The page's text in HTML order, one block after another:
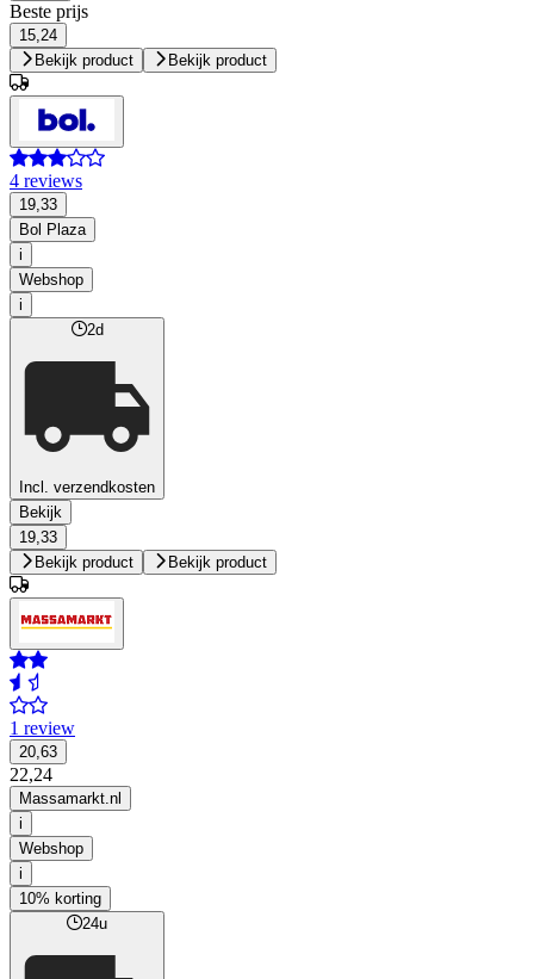
Beste prijs
15,24
Bekijk product
Bekijk product
4 reviews
19,33
Bol Plaza
i
Webshop
i
2d
Incl. verzendkosten
Bekijk
19,33
Bekijk product
Bekijk product
1 review
20,63
22,24
Massamarkt.nl
i
Webshop
i
10% korting
24u